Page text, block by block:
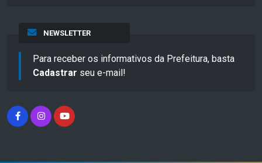
NEWSLETTER
Para receber os informativos da Prefeitura, basta
Cadastrar seu e-mail!